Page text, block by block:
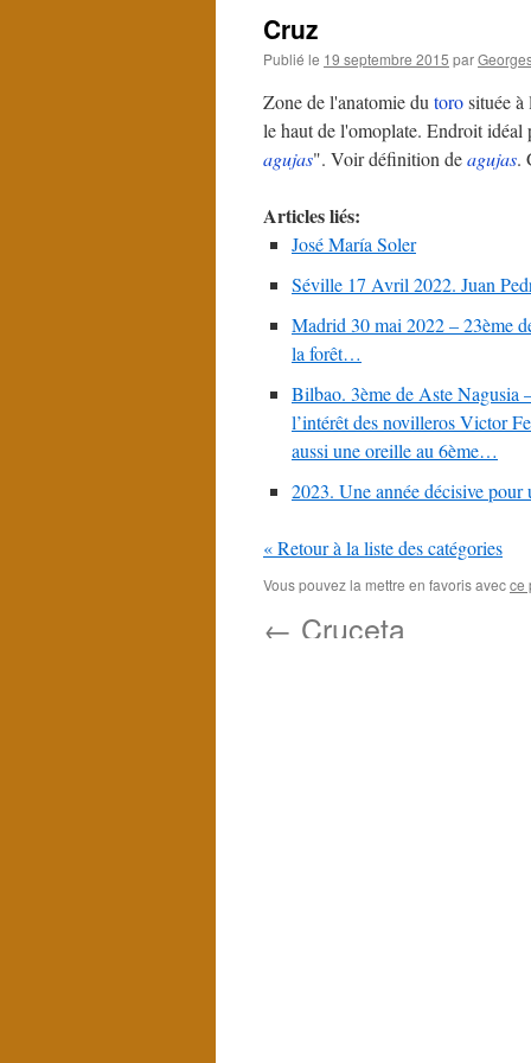
Cruz
Publié le 19 septembre 2015 par
Zone de l'anatomie du torosituée
le haut de l'omoplate. Endroit
agujas". Voir définition deagujas.
Articles liés:
José María Soler
Séville 17 Avril 2022. Juan
Madrid 30 mai 2022 – 23ème
la forêt…
Bilbao. 3ème de Aste Nagusia
l’intérêt des novilleros Victor
aussi une oreille au 6ème…
2023. Une année décisive pour
« Retour à la liste des catégories
Vous pouvez la mettre en favoris avecce
← Cruceta